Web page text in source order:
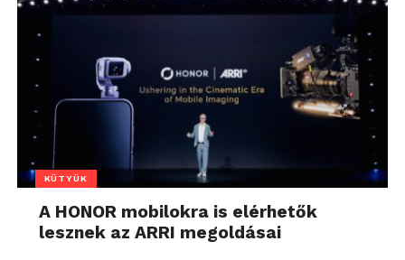
KÜTYÜK
A HONOR mobilokra is elérhetők
lesznek az ARRI megoldásai